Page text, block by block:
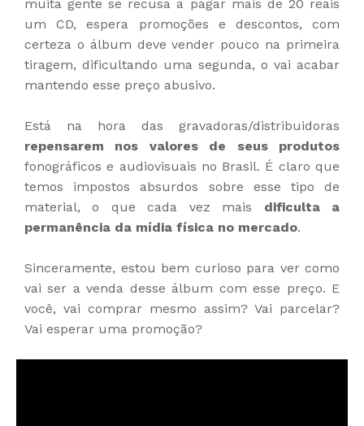
muita gente se recusa a pagar mais de 20 reais
um CD, espera promoções e descontos, com
certeza o álbum deve vender pouco na primeira
tiragem, dificultando uma segunda, o vai acabar
mantendo esse preço abusivo.
Está na hora das gravadoras/distribuidoras
repensarem nos valores de seus produtos
fonográficos e audiovisuais no Brasil. É claro que
temos impostos absurdos sobre esse tipo de
material, o que cada vez mais dificulta a
permanência da mídia física no mercado.
Sinceramente, estou bem curioso para ver como
vai ser a venda desse álbum com esse preço. E
você, vai comprar mesmo assim? Vai parcelar?
Vai esperar uma promoção?